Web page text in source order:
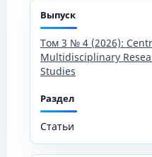
Выпуск
Том 3 № 4 (2026):
Multidisciplinary
Studies
Раздел
Статьи